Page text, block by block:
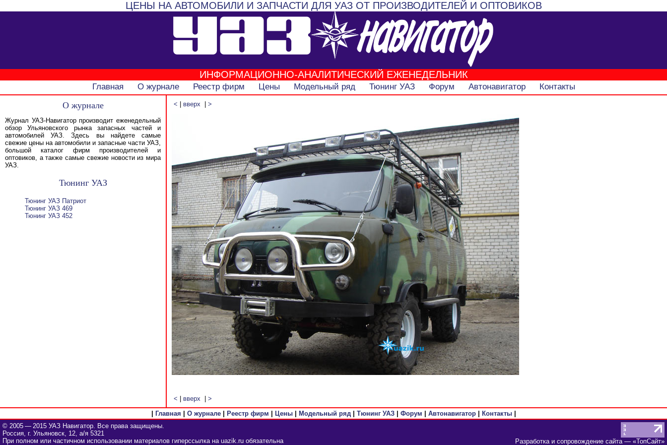
ЦЕНЫ НА АВТОМОБИЛИ И ЗАПЧАСТИ ДЛЯ УАЗ ОТ ПРОИЗВОДИТЕЛЕЙ И ОПТОВИКОВ
ИНФОРМАЦИОННО-АНАЛИТИЧЕСКИЙ ЕЖЕНЕДЕЛЬНИК
Главная О журнале Реестр фирм Цены Модельный ряд Тюнинг УАЗ Форум Автонавигатор Контакты
О журнале
Журнал УАЗ-Навигатор производит еженедельный
обзор Ульяновского рынка запасных частей и
автомобилей УАЗ. Здесь вы найдете самые
свежие цены на автомобили и запасные части УАЗ,
большой каталог фирм производителей и
оптовиков, а также самые свежие новости из мира
УАЗ.
Тюнинг УАЗ
Тюнинг УАЗ Патриот
Тюнинг УАЗ 469
Тюнинг УАЗ 452
< вверх >
< вверх
>
Главная О журнале| Реестр фирм Цены| Модельный ряд| Тюнинг УАЗ| Форум Автонавигатор| Контакты|
© 2005 — 2015 УАЗ Навигатор. Все права защищены.
Россия, г. Ульяновск, 12, а/я 5321
При полном или частичном использовании материалов гиперссылка на uazik.ru обязательна
Разработка и сопровождение сайта— «ТопСайт»